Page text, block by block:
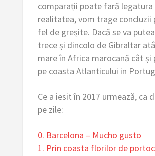
comparații poate fară legatura
realitatea, vom trage concluzii
fel de greșite. Dacă se va
trece și dincolo de Gibraltar
mare în Africa marocană cât și
pe coasta Atlanticului in
Ce a iesit în 2017 urmează, ca
pe zile:
0. Barcelona – Mucho gusto
1. Prin coasta florilor de